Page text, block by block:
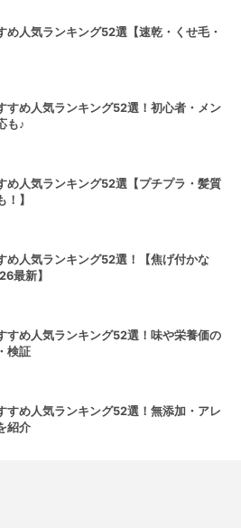
め人気ランキング52選【速乾・くせ毛・
すめ人気ランキング52選！初心者・メン
も♪
め人気ランキング52選【プチプラ・髪質
】
め人気ランキング52選！【焦げ付かな
最新】
すめ人気ランキング52選！味や栄養価の
検証
すめ人気ランキング52選！無添加・アレ
紹介